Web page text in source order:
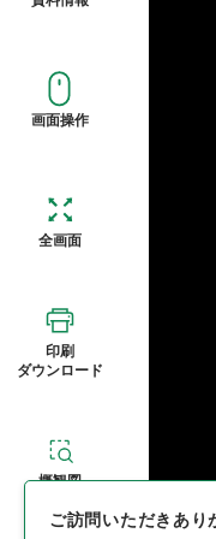
画面操作
全画面
印刷
ダウンロード
概観図
ご訪問いただきあり